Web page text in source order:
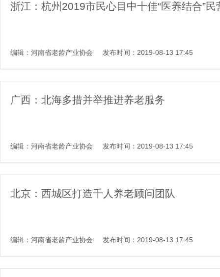
浙江：杭州2019市民心目中十佳“医养结合”
编辑：河南省老龄产业协会 发布时间：2019-08-13 17:45
广西：北海多措并举推进养老服务
编辑：河南省老龄产业协会 发布时间：2019-08-13 17:45
北京：西城区打造千人养老顾问团队
编辑：河南省老龄产业协会 发布时间：2019-08-13 17:45